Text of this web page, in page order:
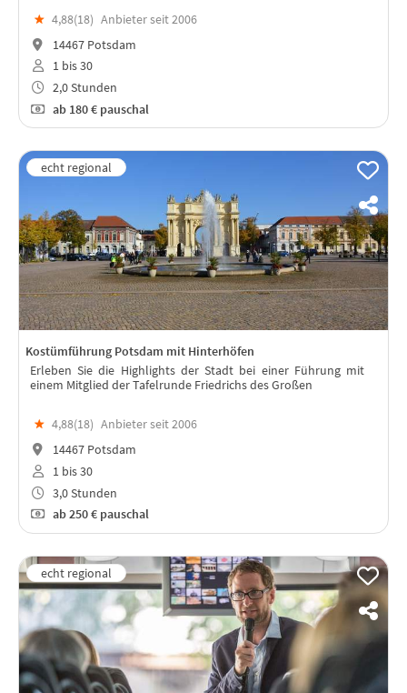
★ 4,88(18) Anbieter seit 2006
14467 Potsdam
1 bis 30
2,0 Stunden
ab180 € pauschal
Kostümführung Potsdam mit Hinterhöfen
Erleben Sie die Highlights der Stadt bei einer Führung mit
einem Mitglied der Tafelrunde Friedrichs des Großen
★ 4,88(18) Anbieter seit 2006
14467 Potsdam
1 bis 30
3,0 Stunden
ab250 € pauschal